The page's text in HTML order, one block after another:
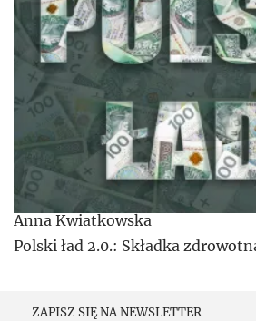
Anna Kwiatkowska
Polski ład 2.0.: Składka
ZAPISZ SIĘ NA NEWSLETTER